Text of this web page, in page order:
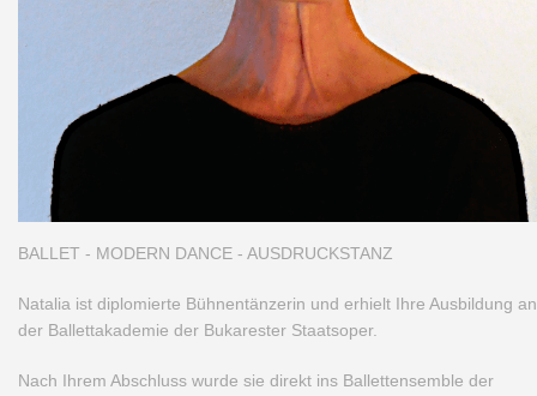
BALLET - MODERN DANCE - AUSDRUCKSTANZ
Natalia ist diplomierte Bühnentänzerin und erhielt Ihre Ausbildung an
der Ballettakademie der Bukarester Staatsoper.
Nach Ihrem Abschluss wurde sie direkt ins Ballettensemble der